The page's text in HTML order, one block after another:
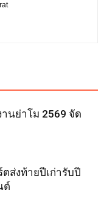
นย่าโม 2569 จัด
ส่งท้ายปีเก่ารับปี
ต์